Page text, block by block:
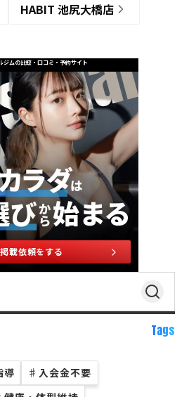
HABIT 池尻大橋店
ジムの比較・口コミ・予約サイト
掲載依頼をする
Tags
導 ♯ 入会金不要